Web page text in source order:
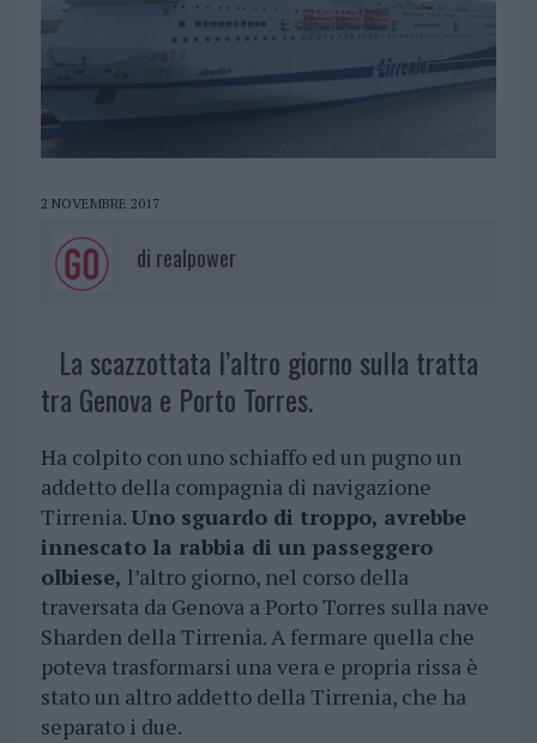
2 NOVEMBRE 2017
di realpower
La scazzottata l’altro giorno sulla tratta
tra Genova e Porto Torres.
Ha colpito con uno schiaffo ed un pugno un
addetto della compagnia di navigazione
Tirrenia.Uno sguardo di troppo, avrebbe
innescato la rabbia di un passeggero
olbiese, l’altro giorno, nel corso della
traversata da Genova a Porto Torres sulla nave
Sharden della Tirrenia. A fermare quella che
poteva trasformarsi una vera e propria rissa è
stato un altro addetto della Tirrenia, che ha
separato i due.